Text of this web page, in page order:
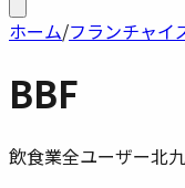
ホーム/フランチャイ
BBF
飲食業全ユーザー北